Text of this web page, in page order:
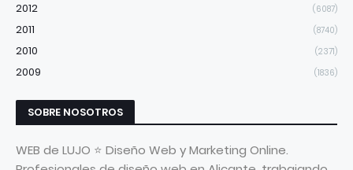
2012 (6087)
2011 (8740)
2010 (2371)
2009 (1836)
SOBRE NOSOTROS
WEB de LUJO ⭐ Diseño Web y Marketing Online.